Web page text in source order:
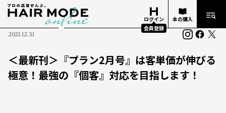
ログイン
会員登録
本の購入
2021.12.31
＜最新刊＞『プラン2月号』は客単価が伸びる
極意！最強の『個客』対応を目指します！